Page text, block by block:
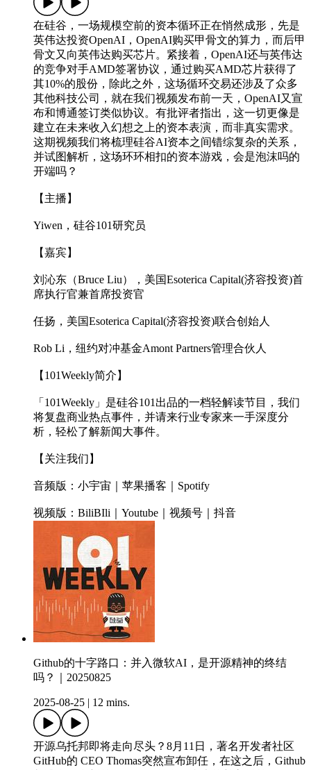
在硅谷，一场规模空前的资本循环正在悄然成形，先是
英伟达投资OpenAI，OpenAI购买甲骨文的算力，而后甲
骨文又向英伟达购买芯片。紧接着，OpenAI还与英伟达
的竞争对手AMD签署协议，通过购买AMD芯片获得了
其10%的股份，除此之外，这场循环交易还涉及了众多
其他科技公司，就在我们视频发布前一天，OpenAI又宣
布和博通签订类似协议。有批评者指出，这一切更像是
建立在未来收入幻想之上的资本表演，而非真实需求。
这期视频我们将梳理硅谷AI资本之间错综复杂的关系，
并试图解析，这场环环相扣的资本游戏，会是泡沫吗的
开端吗？
【主播】
Yiwen，硅谷101研究员
【嘉宾】
刘沁东（Bruce Liu），美国Esoterica Capital(济容投资)首
席执行官兼首席投资官
任扬，美国Esoterica Capital(济容投资)联合创始人
Rob Li，纽约对冲基金Amont Partners管理合伙人
【101Weekly简介】
「101Weekly」是硅谷101出品的一档轻解读节目，我们
将复盘商业热点事件，并请来行业专家来一手深度分
析，轻松了解新闻大事件。
【关注我们】
音频版：小宇宙｜苹果播客｜Spotify
视频版：BiliBIli｜Youtube｜视频号｜抖音
Github的十字路口：并入微软AI，是开源精神的终结
吗？｜20250825
2025-08-25 12 mins.
开源乌托邦即将走向尽头？8月11日，著名开发者社区
GitHub的 CEO Thomas突然宣布卸任，在这之后，Github